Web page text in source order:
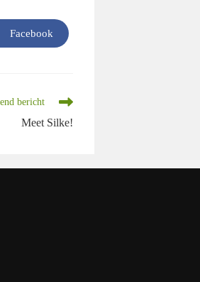
Wordt
geopend
Facebook
bericht
Meet Silke!